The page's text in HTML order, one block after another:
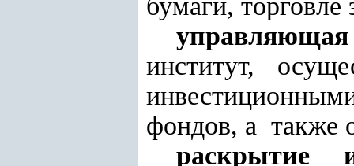
бумаги,
институт,
фондов, а также
раскрытие